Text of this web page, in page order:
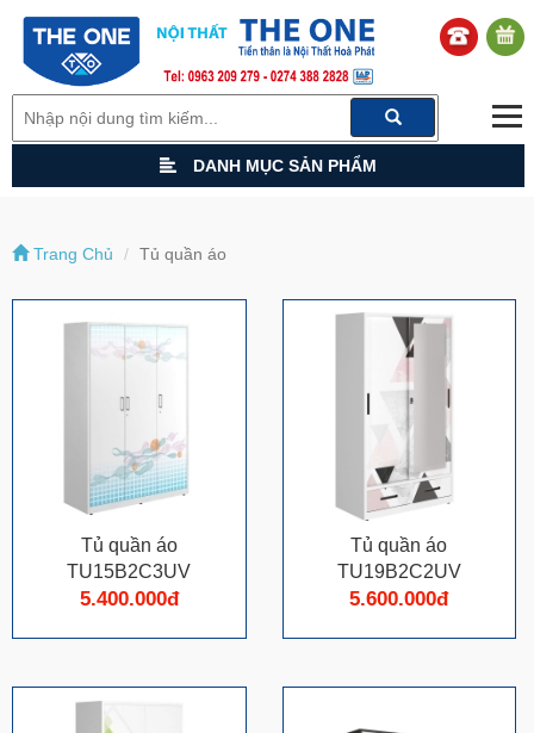
DANH MỤC SẢN PHẨM
Trang Chủ Tủ quần áo
Tủ quần á​o
TU15B2C3UV
5.400.000đ
Tủ quần á​o
TU19B2C2UV
5.600.000đ